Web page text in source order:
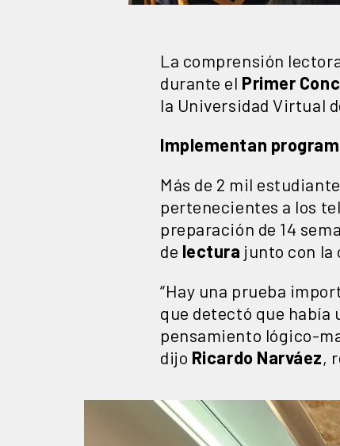
La comprensión
durante el Primer
la Universidad Virtual
Implementan
Más de 2 mil
pertenecientes a los
preparación de 14
de lectura junto con la
“Hay una prueba
que detectó que había
pensamiento lógico-
dijo Ricardo Narváez,